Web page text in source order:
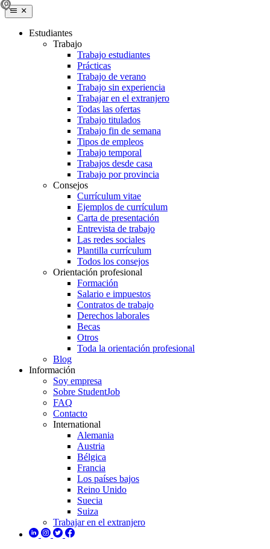
Estudiantes
Trabajo
Trabajo estudiantes
Prácticas
Trabajo de verano
Trabajo sin experiencia
Trabajar en el extranjero
Todas las ofertas
Trabajo titulados
Trabajo fin de semana
Tipos de empleos
Trabajo temporal
Trabajos desde casa
Trabajo por provincia
Consejos
Currículum vitae
Ejemplos de currículum
Carta de presentación
Entrevista de trabajo
Las redes sociales
Plantilla currículum
Todos los consejos
Orientación profesional
Formación
Salario e impuestos
Contratos de trabajo
Derechos laborales
Becas
Otros
Toda la orientación profesional
Blog
Información
Soy empresa
Sobre StudentJob
FAQ
Contacto
International
Alemania
Austria
Bélgica
Francia
Los países bajos
Reino Unido
Suecia
Suiza
Trabajar en el extranjero